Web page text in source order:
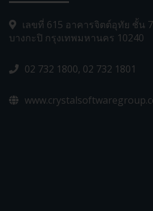
เลขที่ 615 อาคารจิตต์อุทัย ชั้น
บางกะปิ กรุงเทพมหานคร 10240
02 732 1800, 02 732 1801